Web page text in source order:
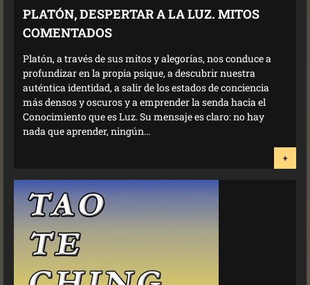
PLATÓN, DESPERTAR A LA LUZ. MITOS
COMENTADOS
Platón, a través de sus mitos y alegorías, nos conduce a
profundizar en la propia psique, a descubrir nuestra
auténtica identidad, a salir de los estados de conciencia
más densos y oscuros y a emprender la senda hacia el
Conocimiento que es Luz. Su mensaje es claro: no hay
nada que aprender, ningún...
+